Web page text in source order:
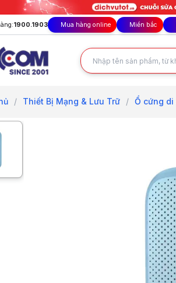
1900.1903 Mua hàng online Miền bắc
/ Thiết Bị Mạng & Lưu Trữ / Ổ cứng di